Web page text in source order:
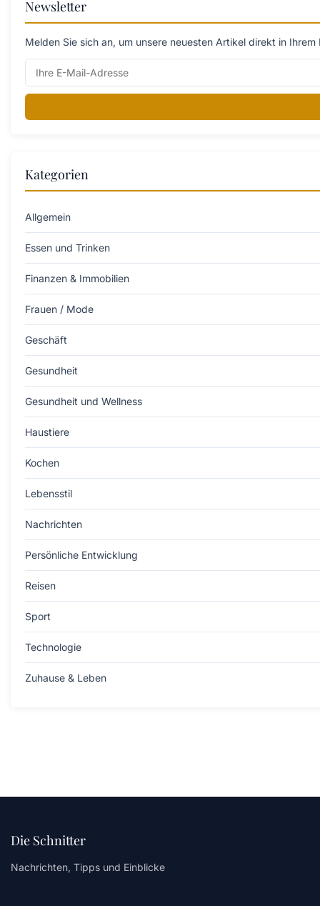
Newsletter
Melden Sie sich an, um unsere neuesten Artikel direkt in
Kategorien
Allgemein
Essen und Trinken
Finanzen & Immobilien
Frauen / Mode
Geschäft
Gesundheit
Gesundheit und Wellness
Haustiere
Kochen
Lebensstil
Nachrichten
Persönliche Entwicklung
Reisen
Sport
Technologie
Zuhause & Leben
Die Schnitter
Nachrichten, Tipps und Einblicke